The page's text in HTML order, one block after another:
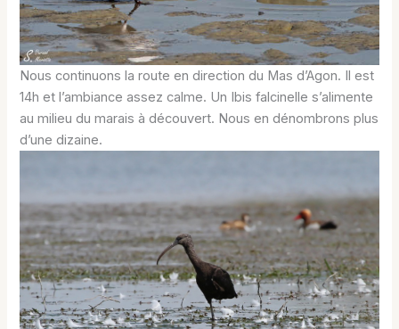
Nous continuons la route en direction du Mas d’Agon. Il est
14h et l’ambiance assez calme. Un Ibis falcinelle s’alimente
au milieu du marais à découvert. Nous en dénombrons plus
d’une dizaine.